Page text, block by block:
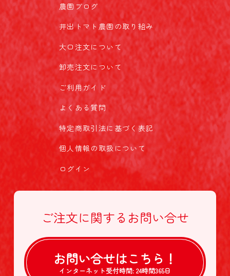
農園ブログ
井出トマト農園の取り組み
大口注文について
卸売注文について
ご利用ガイド
よくある質問
特定商取引法に基づく表記
個人情報の取扱について
ログイン
ご注文に関する お問い合せ
お問い合せはこちら！
インターネット受付時間: 24時間365日